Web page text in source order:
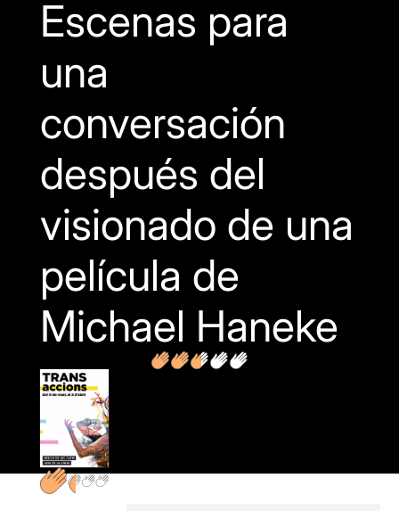
Escenas para
una
conversación
después del
visionado de una
película de
Michael Haneke